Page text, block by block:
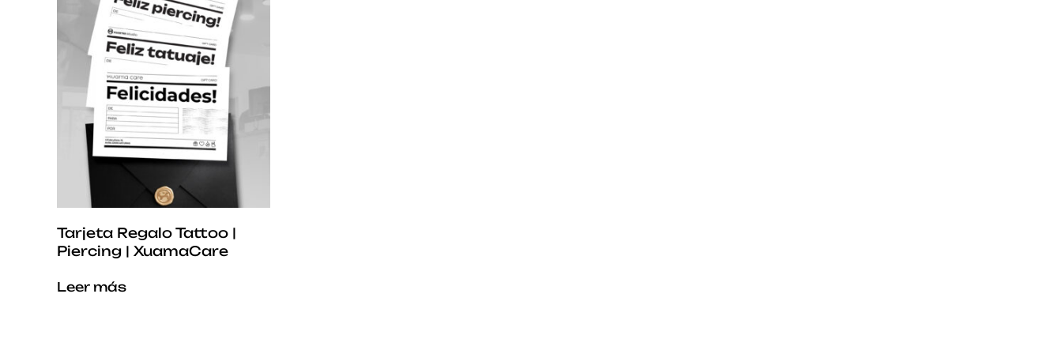
Tarjeta Regalo Tattoo |
Piercing | XuamaCare
Leer másproducto